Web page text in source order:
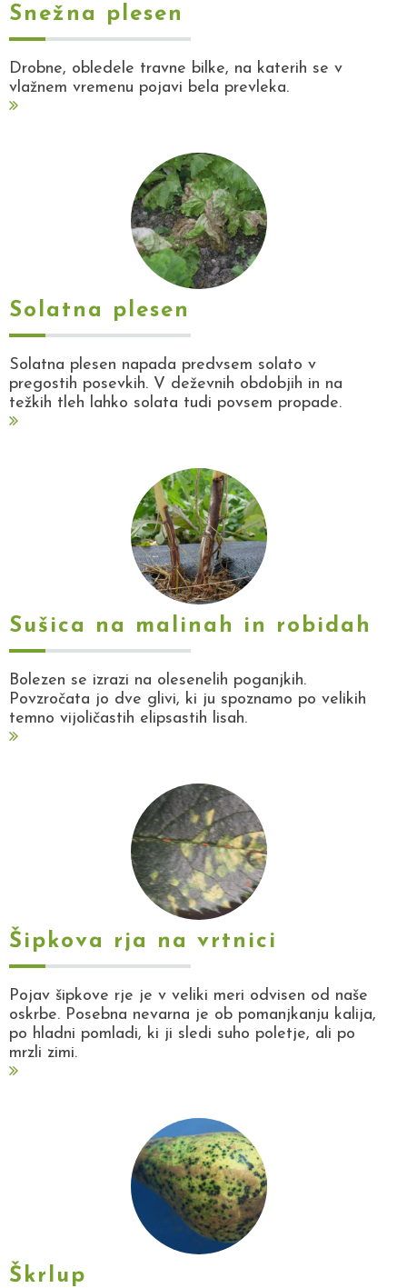
Snežna plesen
Drobne, obledele travne bilke, na katerih se v
vlažnem vremenu pojavi bela prevleka.
Solatna plesen
Solatna plesen napada predvsem solato v
pregostih posevkih. V deževnih obdobjih in na
težkih tleh lahko solata tudi povsem propade.
Sušica na malinah in robidah
Bolezen se izrazi na olesenelih poganjkih.
Povzročata jo dve glivi, ki ju spoznamo po velikih
temno vijoličastih elipsastih lisah.
Šipkova rja na vrtnici
Pojav šipkove rje je v veliki meri odvisen od naše
oskrbe. Posebna nevarna je ob pomanjkanju kalija,
po hladni pomladi, ki ji sledi suho poletje, ali po
mrzli zimi.
Škrlup